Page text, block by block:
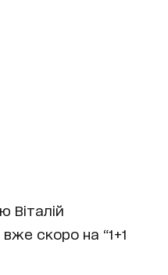
Віталій
скоро на “1+1